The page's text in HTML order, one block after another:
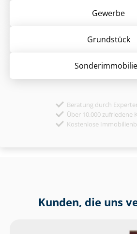
Gewerbe
Grund­stück
Beratung durch
Über 10.000 zufriedene
Kostenlose
Kunden, die uns